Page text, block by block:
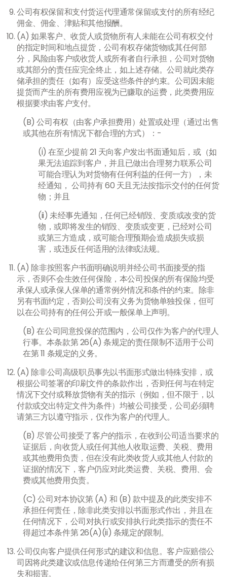
公司有权保留和支付货运代理通常保留或支付的所有经纪
佣金、佣金、津贴和其他报酬。
(A) 如果客户、收货人或货物所有人未能在公司有权交付
的指定时间和地点提货，公司有权存储货物或其任何部
分，风险由客户或收货人或所有者自行承担，公司对货物
或其部分的责任应完全终止，如上述存储。公司就此类存
储承担的责任（如有）应受这些条件的约束。公司因未能
提货而产生的所有费用应视为已赚取的运费，此类费用应
根据要求由客户支付。
(B) 公司有权（由客户承担费用）处置或处理（通过出售
或其他在所有情况下都合理的方式）：-
(i) 在至少提前 21 天向客户发出书面通知后，或（如
果无法追踪到客户，并且已做出合理努力联系公司
可能合理认为对货物有任何利益的任何一方），未
经通知， 公司持有 60 天且无法按指示交付的任何货
物；并且
(ii) 未经事先通知，任何已经销毁、变质或改变的货
物，或即将发生的销毁、变质或变更，已经对公司
或第三方造成，或可能合理预期会造成损失或损
害，或违反任何适用的法律或法规。
(A) 除非按照客户书面明确说明并经公司书面接受的指
示，否则不会生效任何保险，本公司投保的所有保险均受
承保人或承保人保单的通常例外情况和条件的约束。除非
另有书面约定，否则公司没有义务为货物单独投保，但可
以在公司持有的任何公开或一般保单上声明。
(B) 在公司同意投保的范围内，公司仅作为客户的代理人
行事。本条款第 26(A) 条规定的责任限制不适用于公司
在第 11 条规定的义务。
(A) 除非公司高级职员事先以书面形式做出特殊安排，或
根据公司签署的印刷文件的条款作出，否则任何与在特定
情况下交付或释放货物有关的指示（例如，但不限于，以
付款或交出特定文件为条件）均被公司接受，公司必须聘
请第三方以遵守指示，仅作为客户的代理人。
(B) 尽管公司接受了客户的指示，在收到公司适当要求的
证据后，向收货人或任何其他人收取运费、关税、费用
或其他费用负责，但在没有此类收货人或其他人付款的
证据的情况下，客户仍应对此类运费、关税、费用、会
费或其他费用负责。
(C) 公司对本协议第 (A) 和 (B) 款中提及的此类安排不
承担任何责任，除非此类安排以书面形式作出，并且在
任何情况下，公司对执行或安排执行此类指示的责任不
得超过本条件第 26(A)(ii) 条规定的限制。
公司仅向客户提供任何形式的建议和信息。客户应赔偿公
司因将此类建议或信息传递给任何第三方而遭受的所有损
失和损害。